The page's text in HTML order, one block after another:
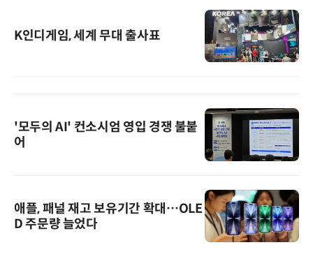
K인디게임, 세계 무대 출사표
'모두의 AI' 컨소시엄 영입 경쟁 불붙
어
애플, 패널 재고 보유기간 확대…OLE
D 주문량 늘었다